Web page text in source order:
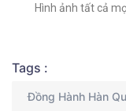
Hình ảnh tất cả
Tags :
Đồng Hành Hàn